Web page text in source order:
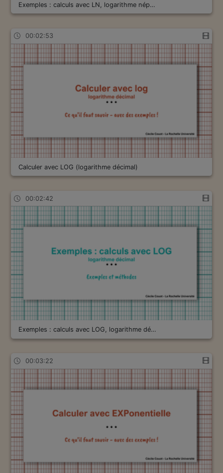
Exemples : calculs avec LN, logarithme nép…
00:02:53
Calculer avec LOG (logarithme décimal)
00:02:42
Exemples : calculs avec LOG, logarithme dé…
00:03:22